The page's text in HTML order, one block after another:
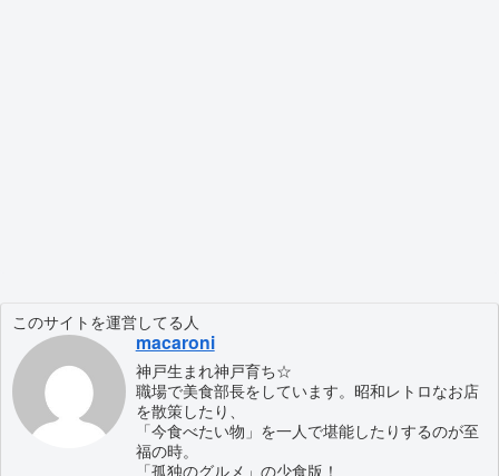
このサイトを運営してる人
macaroni
神戸生まれ神戸育ち☆
職場で美食部長をしています。昭和レトロなお店
を散策したり、
「今食べたい物」を一人で堪能したりするのが至
福の時。
「孤独のグルメ」の少食版！